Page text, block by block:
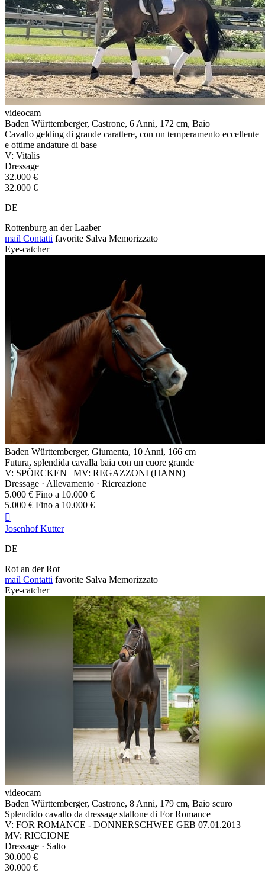
videocam
Baden Württemberger, Castrone, 6 Anni, 172 cm, Baio
Cavallo gelding di grande carattere, con un temperamento eccellente
e ottime andature di base
V: Vitalis
Dressage
32.000 €
32.000 €
DE
Rottenburg an der Laaber
mail Contatti favorite Salva Memorizzato
Eye-catcher
Baden Württemberger, Giumenta, 10 Anni, 166 cm
Futura, splendida cavalla baia con un cuore grande
V: SPÖRCKEN | MV: REGAZZONI (HANN)
Dressage · Allevamento · Ricreazione
5.000 € Fino a 10.000 €
5.000 € Fino a 10.000 €

Josenhof Kutter
DE
Rot an der Rot
mail Contatti favorite Salva Memorizzato
Eye-catcher
videocam
Baden Württemberger, Castrone, 8 Anni, 179 cm, Baio scuro
Splendido cavallo da dressage stallone di For Romance
V: FOR ROMANCE - DONNERSCHWEE GEB 07.01.2013 |
MV: RICCIONE
Dressage · Salto
30.000 €
30.000 €